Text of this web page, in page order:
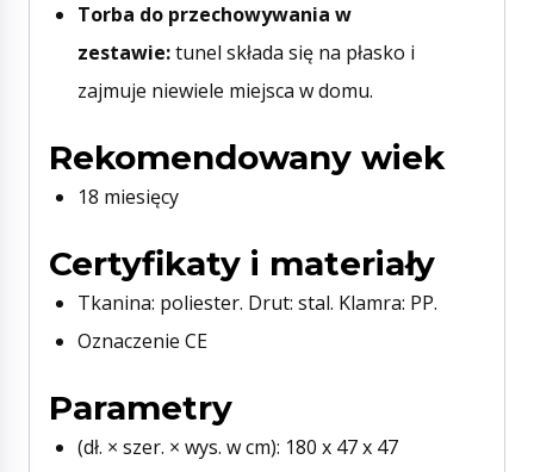
Torba do przechowywania w
zestawie:tunel składa się na płasko i
zajmuje niewiele miejsca w domu.
Rekomendowany wiek
18 miesięcy
Certyfikaty i materiały
Tkanina: poliester. Drut: stal. Klamra: PP.
Oznaczenie CE
Parametry
(dł. × szer. × wys. w cm): 180 x 47 x 47